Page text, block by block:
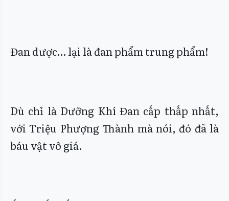
Đan dược… lại là đan phẩm trung phẩm!
Dù chỉ là Dưỡng Khí Đan cấp thấp nhất,
với Triệu Phượng Thành mà nói, đó đã là
báu vật vô giá.